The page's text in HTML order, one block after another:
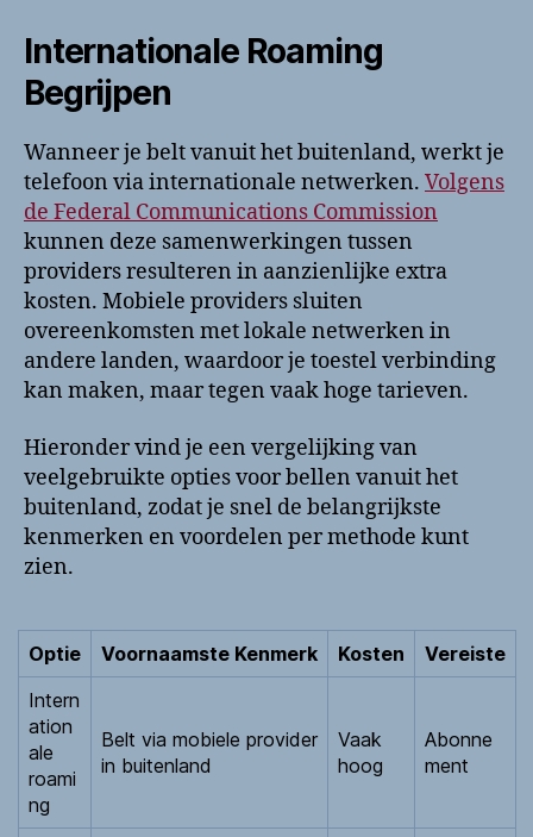
Internationale Roaming
Begrijpen
Wanneer je belt vanuit het buitenland, werkt je
telefoon via internationale netwerken. Volgens
de Federal Communications Commission
kunnen deze samenwerkingen tussen
providers resulteren in aanzienlijke extra
kosten. Mobiele providers sluiten
overeenkomsten met lokale netwerken in
andere landen, waardoor je toestel verbinding
kan maken, maar tegen vaak hoge tarieven.
Hieronder vind je een vergelijking van
veelgebruikte opties voor bellen vanuit het
buitenland, zodat je snel de belangrijkste
kenmerken en voordelen per methode kunt
zien.
Optie Voornaamste Kenmerk Kosten
Vereiste
Intern
ation
ale
roami
ng
Belt via mobiele provider
in buitenland
Vaak
hoog
Abonne
ment